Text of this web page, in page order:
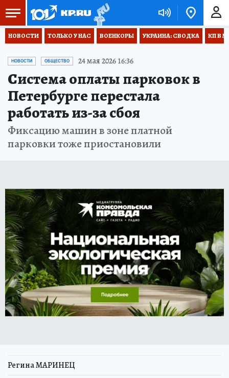
НОВОСТИ ТОЛЬКО У НАС ВОЕНКОРЫ УКРАИНА: СВОДКА КП В
НОВОСТИ ОБЩЕСТВО 24 мая 2026 16:36
Система оплаты парковок в
Петербурге перестала
работать из-за сбоя
Фиксацию машин в зоне платной
парковки тоже приостановили
Регина МАРИНЕЦ